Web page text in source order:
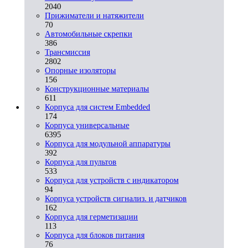
2040
Прижиматели и натяжители
70
Автомобильные скрепки
386
Трансмиссия
2802
Опорные изоляторы
156
Конструкционные материалы
611
Корпуса для систем Embedded
174
Корпуса универсальные
6395
Корпуса для модульной аппаратуры
392
Корпуса для пультов
533
Корпуса для устройств с индикатором
94
Корпуса устройств сигнализ. и датчиков
162
Корпуса для герметизации
113
Корпуса для блоков питания
76